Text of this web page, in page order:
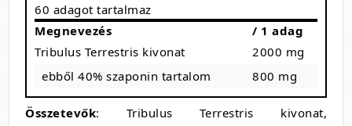
60 adagot tartalmaz
Megnevezés
/ 1 adag
Tribulus Terrestris kivonat
2000 mg
ebből 40% szaponin tartalom
800 mg
Összetevők: Tribulus Terrestris kivonat,